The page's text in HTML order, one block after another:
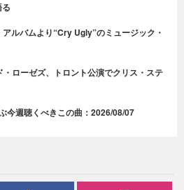
ルバムより“Cry Ugly”のミュージック・
・ローゼズ、トロント公演でクリス・ステ
今週聴くべきこの曲：2026/08/07